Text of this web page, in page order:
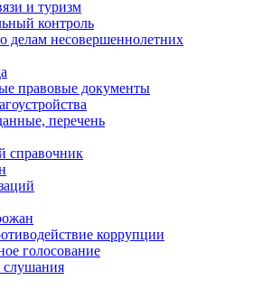
и туризм
контроль
делам несовершеннолетних
правовые документы
перечень
справочник
коррупции
голосование